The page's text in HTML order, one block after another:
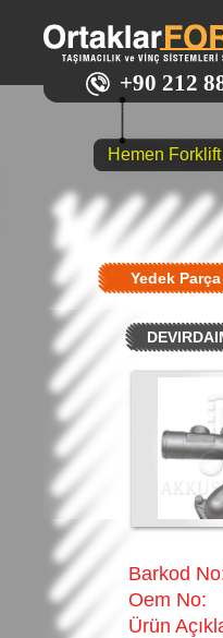
+90 212
Hemen
Yedek Parça
Barkod
Oem No:
Ürün